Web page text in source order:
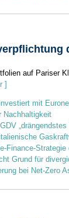
auf Pariser
]
mit
Nachhaltigkeit
„drängendstes
Finance-
Grund für
bei Net-Zero